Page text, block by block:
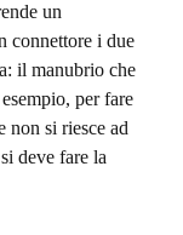
un
connettore i due
il manubrio che
per fare
non si riesce ad
deve fare la